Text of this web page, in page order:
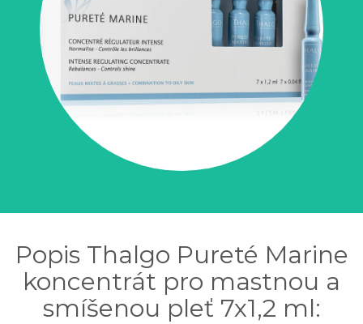
Popis Thalgo Pureté Marine
koncentrát pro mastnou a
smíšenou pleť 7x1,2 ml: